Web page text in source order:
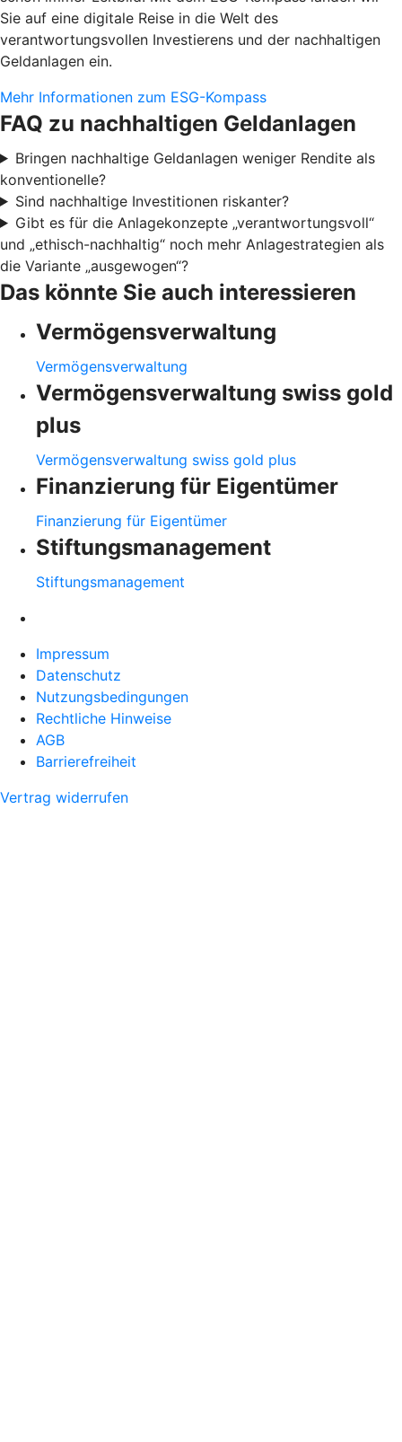
Sie auf eine digitale Reise in die Welt des
verantwortungsvollen Investierens und der nachhaltigen
Geldanlagen ein.
Mehr Informationen zum ESG-Kompass
FAQ zu nachhaltigen Geldanlagen
Bringen nachhaltige Geldanlagen weniger Rendite als
konventionelle?
Sind nachhaltige Investitionen riskanter?
Gibt es für die Anlagekonzepte „verantwortungsvoll“
und „ethisch-nachhaltig“ noch mehr Anlagestrategien als
die Variante „ausgewogen“?
Das könnte Sie auch interessieren
Vermögensverwaltung
Vermögensverwaltung
Vermögensverwaltung swiss gold
plus
Vermögensverwaltung swiss gold plus
Finanzierung für Eigentümer
Finanzierung für Eigentümer
Stiftungsmanagement
Stiftungsmanagement
Impressum
Datenschutz
Nutzungsbedingungen
Rechtliche Hinweise
AGB
Barrierefreiheit
Vertrag widerrufen